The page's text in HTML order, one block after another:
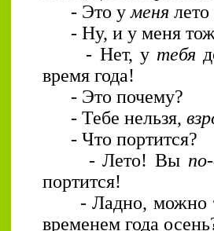
- Это уменя
- Ну, и у меня
- Нет, у тебя
время года!
- Это почему?
- Тебе нельзя,
- Что портится?
- Лето! Вы
портится!
- Ладно, можно
временем года